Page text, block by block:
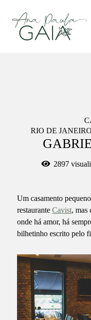
RIO DE
2897
Um casamento
restaurante Cavist, mas
onde há amor, há
bilhetinho escrito pelo